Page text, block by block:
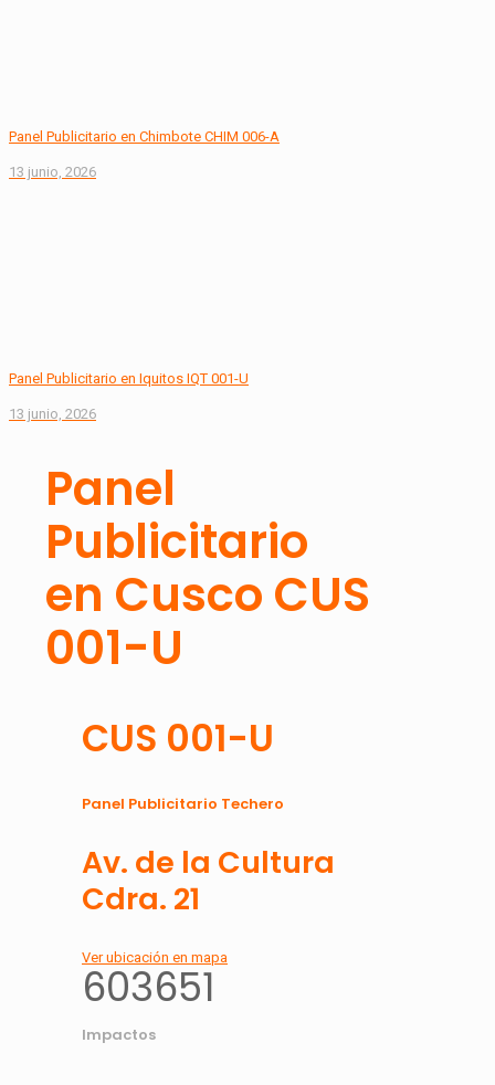
Panel Publicitario en Chimbote CHIM 006-A
13 junio, 2026
Panel Publicitario en Iquitos IQT 001-U
13 junio, 2026
Panel
Publicitario
en Cusco CUS
001-U
CUS 001-U
Panel Publicitario Techero
Av. de la Cultura
Cdra. 21
Ver ubicación en mapa
603651
Impactos